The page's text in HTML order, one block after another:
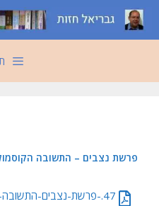
לדלג
לתוכן
פרשת נצבים – התשובה
47.-פרשת-נצבים-התשובה-הקוסמולוגית.pdf